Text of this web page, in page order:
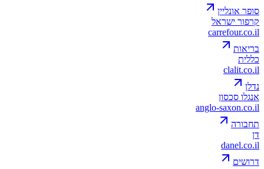
סופר אונליין
קרפור ישראל
carrefour.co.il
בריאות
כללית
clalit.co.il
נדלן
אנגלו סכסון
anglo-saxon.co.il
תחבורה
דן
danel.co.il
דרושים